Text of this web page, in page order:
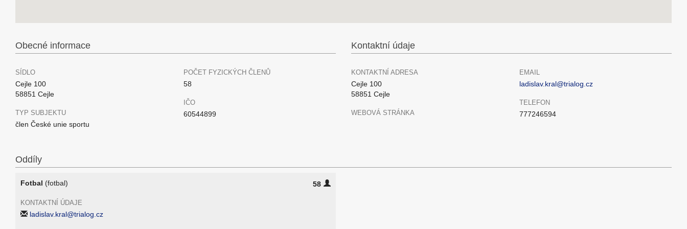
Obecné informace
SÍDLO
Cejle 100
58851 Cejle
TYP SUBJEKTU
člen České unie sportu
POČET FYZICKÝCH ČLENŮ
58
IČO
60544899
Kontaktní údaje
KONTAKTNÍ ADRESA
Cejle 100
58851 Cejle
WEBOVÁ STRÁNKA
EMAIL
ladislav.kral@trialog.cz
TELEFON
777246594
Oddíly
Fotbal (fotbal) 58
KONTAKTNÍ ÚDAJE
ladislav.kral@trialog.cz